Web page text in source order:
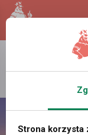
25.2
Strona korzysta